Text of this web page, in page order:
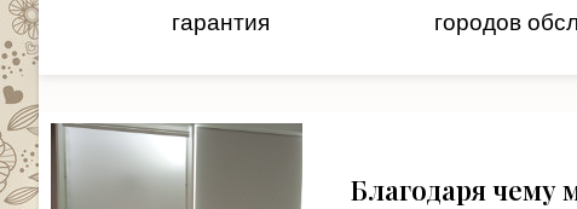
гарантия городов
Благодаря чему